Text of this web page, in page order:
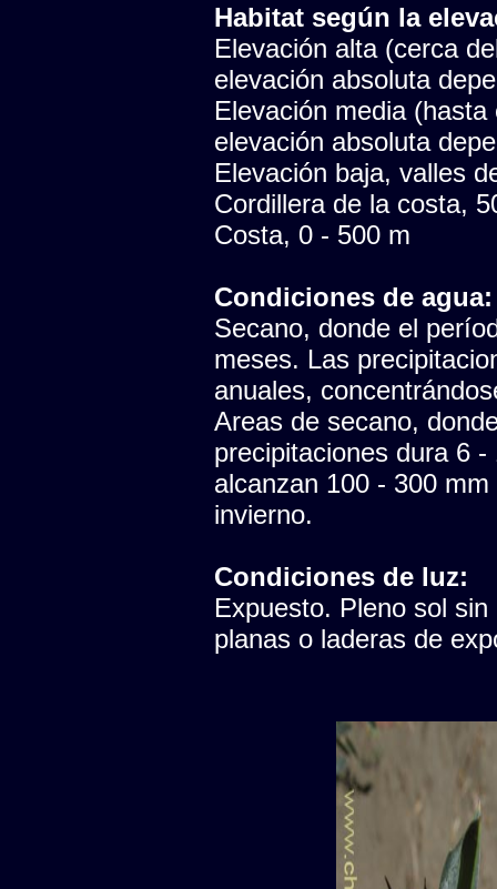
Habitat según la
Elevación alta (cerca
elevación absoluta
Elevación media
elevación absoluta
Elevación baja, valles
Cordillera de la costa,
Costa, 0 - 500 m
Condiciones de agua:
Secano, donde el
meses. Las
anuales,
Areas de secano,
precipitaciones dura 6
alcanzan 100 - 300
invierno.
Condiciones de luz:
Expuesto. Pleno sol
planas o laderas de